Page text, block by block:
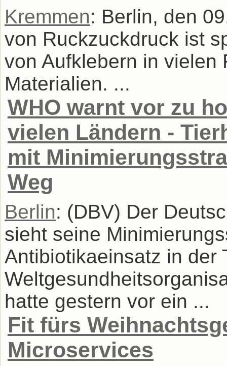
Kremmen: Berlin, den
von Ruckzuckdruck ist
von Aufklebern in vielen
Materialien. ...
WHO warnt vor zu
vielen Ländern -
mit
Weg
Berlin: (DBV) Der
sieht seine
Antibiotikaeinsatz in der
hatte gestern vor ein ...
Fit fürs
Microservices